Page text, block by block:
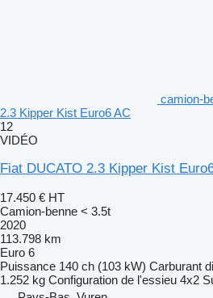
camion-
2.3 Kipper Kist Euro6 AC
12
VIDÉO
Fiat DUCATO 2.3 Kipper Kist
17.450 € HT
Camion-benne < 3.5t
2020
113.798 km
Euro 6
Puissance 140 ch (103 kW) Carburant
1.252 kg Configuration de l'essieu 4x2